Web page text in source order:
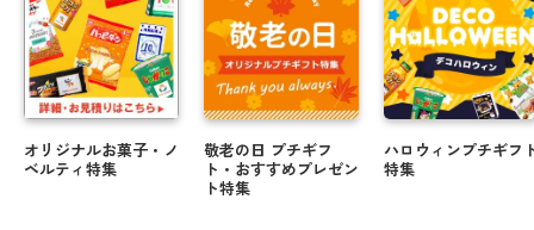
オリジナルお菓子・ノ
ベルティ特集
敬老の日 プチギフ
ト・おすすめプレゼン
ト特集
ハロウィンプチギフ
特集